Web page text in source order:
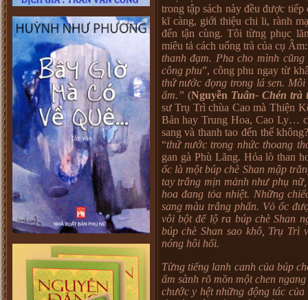
trong tập sách này đều được
kĩ càng, giới thiệu chi li, rành
đến tận cùng. Tôi từng phục
miêu tả cách uống trà của cụ
thanh đạm. Pha cho mình
công phu”, công phu ngay từ
thứ nước đọng trong lá sen.
ấm.” (Nguyễn Tuân- Chén trà
sư Trụ Trì chùa Cao mà Thiện
Bản hay Trung Hoa, Cao Ly…
sang và thanh tao đến thế
“thứ nước trong nhức thoang
gan gà Phù Lãng. Hỏa lò than
ốc là một búp chè Shan mập
tay trắng mịn mảnh như phụ
hoa đang tỏa nhiệt. Những
sang màu trắng phấn. Vỏ ốc
vôi bột để lộ ra búp chè Shan
búp chè Shan sao khô, Trụ Trì
nóng hôi hổi.
Từng tiếng lanh canh của búp
ấm sành rõ mồn một chen
chước y hệt những động tác